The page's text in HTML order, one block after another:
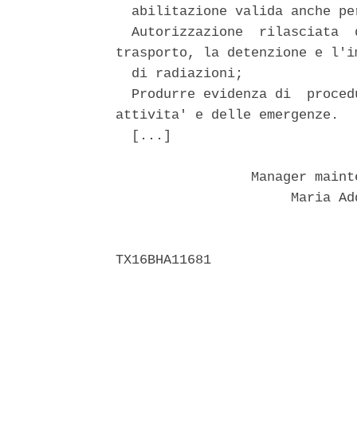
abilitazione valida anche
Autorizzazione  rilasciata
trasporto, la detenzione e
  di radiazioni;
Produrre evidenza di
attivita' e delle emergenze.
  [...]
Manager
Maria